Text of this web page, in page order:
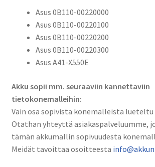
0B110-
00220200,
0B110-
00220300,
A41-
X550E
Asus 0B110-00220000
Asus 0B110-00220100
Asus 0B110-00220200
Asus 0B110-00220300
Asus A41-X550E
Akku sopii mm. seuraaviin kannettaviin
tietokonemalleihin:
Vain osa sopivista konemalleista lueteltu
Otathan yhteyttä asiakaspalveluumme,
tämän akkumallin sopivuudesta
Meidät tavoittaa osoitteesta